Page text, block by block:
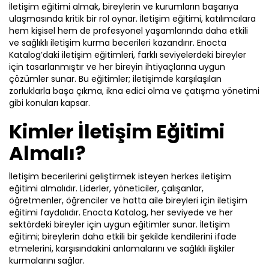
İletişim eğitimi almak, bireylerin ve kurumların başarıya
ulaşmasında kritik bir rol oynar. İletişim eğitimi, katılımcılara
hem kişisel hem de profesyonel yaşamlarında daha etkili
ve sağlıklı iletişim kurma becerileri kazandırır. Enocta
Katalog’daki iletişim eğitimleri, farklı seviyelerdeki bireyler
için tasarlanmıştır ve her bireyin ihtiyaçlarına uygun
çözümler sunar. Bu eğitimler; iletişimde karşılaşılan
zorluklarla başa çıkma, ikna edici olma ve çatışma yönetimi
gibi konuları kapsar.
Kimler İletişim Eğitimi
Almalı?
İletişim becerilerini geliştirmek isteyen herkes iletişim
eğitimi almalıdır. Liderler, yöneticiler, çalışanlar,
öğretmenler, öğrenciler ve hatta aile bireyleri için iletişim
eğitimi faydalıdır. Enocta Katalog, her seviyede ve her
sektördeki bireyler için uygun eğitimler sunar. İletişim
eğitimi; bireylerin daha etkili bir şekilde kendilerini ifade
etmelerini, karşısındakini anlamalarını ve sağlıklı ilişkiler
kurmalarını sağlar.